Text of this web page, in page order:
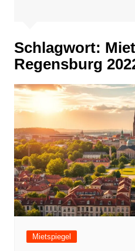
Schlagwort:
Regensburg
Mietspiegel